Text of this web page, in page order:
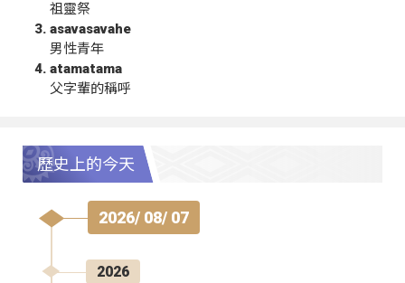
祖靈祭
asavasavahe
男性青年
atamatama
父字輩的稱呼
歷史上的今天
2026/ 08/ 07
2026